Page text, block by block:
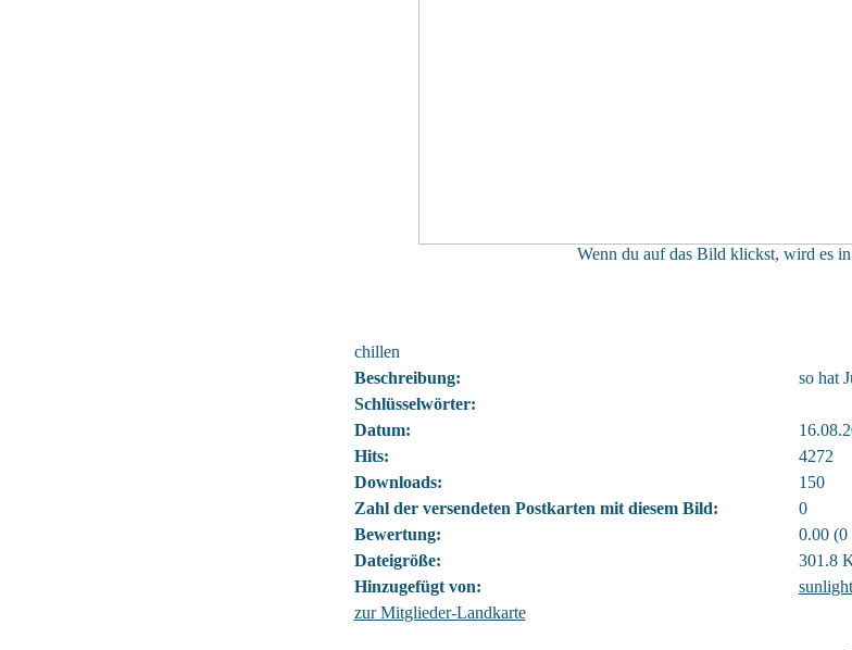
Wenn du auf das Bild klickst, wird es
chillen
Beschreibung:
so hat
Schlüsselwörter:
Datum:
Hits:
4272
Downloads:
150
Zahl der versendeten Postkarten mit diesem Bild:
0
Bewertung:
0.00 (0
Dateigröße:
301.8
Hinzugefügt von:
sunlight
zur Mitglieder-Landkarte